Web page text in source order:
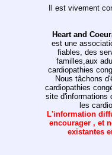
Il est vivement
Heart and Coeur
est une
fiables, des
familles,aux
cardiopathies
Nous tâchons
cardiopathies
site d'informations
les
L'information
encourager , et
existantes